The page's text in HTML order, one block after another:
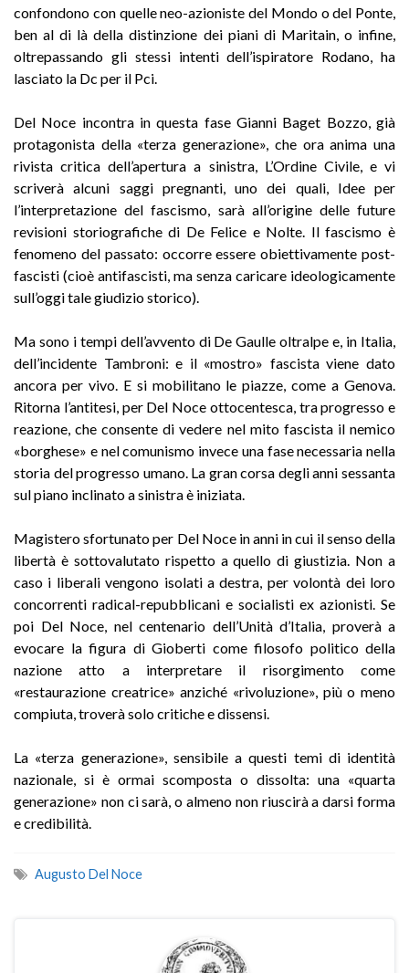
confondono con quelle neo-azioniste del Mondo o del Ponte,
ben al di là della distinzione dei piani di Maritain, o infine,
oltrepassando gli stessi intenti dell’ispiratore Rodano, ha
lasciato la Dc per il Pci.
Del Noce incontra in questa fase Gianni Baget Bozzo, già
protagonista della «terza generazione», che ora anima una
rivista critica dell’apertura a sinistra, L’Ordine Civile, e vi
scriverà alcuni saggi pregnanti, uno dei quali, Idee per
l’interpretazione del fascismo, sarà all’origine delle future
revisioni storiografiche di De Felice e Nolte. Il fascismo è
fenomeno del passato: occorre essere obiettivamente post-
fascisti (cioè antifascisti, ma senza caricare ideologicamente
sull’oggi tale giudizio storico).
Ma sono i tempi dell’avvento di De Gaulle oltralpe e, in Italia,
dell’incidente Tambroni: e il «mostro» fascista viene dato
ancora per vivo. E si mobilitano le piazze, come a Genova.
Ritorna l’antitesi, per Del Noce ottocentesca, tra progresso e
reazione, che consente di vedere nel mito fascista il nemico
«borghese» e nel comunismo invece una fase necessaria nella
storia del progresso umano. La gran corsa degli anni sessanta
sul piano inclinato a sinistra è iniziata.
Magistero sfortunato per Del Noce in anni in cui il senso della
libertà è sottovalutato rispetto a quello di giustizia. Non a
caso i liberali vengono isolati a destra, per volontà dei loro
concorrenti radical-repubblicani e socialisti ex azionisti. Se
poi Del Noce, nel centenario dell’Unità d’Italia, proverà a
evocare la figura di Gioberti come filosofo politico della
nazione atto a interpretare il risorgimento come
«restaurazione creatrice» anziché «rivoluzione», più o meno
compiuta, troverà solo critiche e dissensi.
La «terza generazione», sensibile a questi temi di identità
nazionale, si è ormai scomposta o dissolta: una «quarta
generazione» non ci sarà, o almeno non riuscirà a darsi forma
e credibilità.
Augusto Del Noce